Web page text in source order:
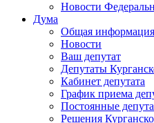
Новости
Дума
Общая информация
Новости
Ваш депутат
Депутаты
Кабинет депутата
График приема
Постоянные
Решения